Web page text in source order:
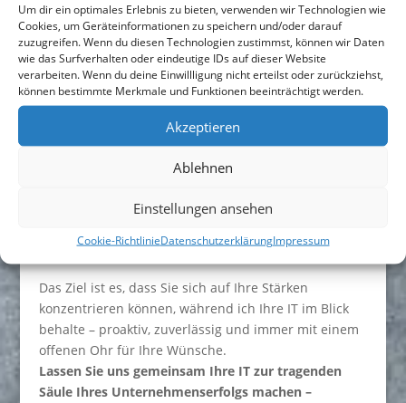
Um dir ein optimales Erlebnis zu bieten, verwenden wir Technologien wie
Cookies, um Geräteinformationen zu speichern und/oder darauf
zuzugreifen. Wenn du diesen Technologien zustimmst, können wir Daten
wie das Surfverhalten oder eindeutige IDs auf dieser Website
verarbeiten. Wenn du deine Einwillligung nicht erteilst oder zurückziehst,
können bestimmte Merkmale und Funktionen beeinträchtigt werden.
Akzeptieren
Ablehnen
Einstellungen ansehen
Cookie-RichtlinieDatenschutzerklärungImpressum
Transparenz, die Vertrauen schafft: Sie behalten
jederzeit die Kontrolle über Ihre IT. Ich erkläre
Ihnen komplexe Themen verständlich und stehe
Ihnen als persönlicher Ansprechpartner zur Seite –
ohne Fachchinesisch.
Zukunftssicherheit, die beruhigt:
für Schritt, mit Blick auf Datenschutz, Compliance
und Skalierbarkeit. So bleibt Ihr Unternehmen auch
Das Ziel ist es, dass Sie sich auf Ihre Stärken
konzentrieren können, während ich Ihre IT im Blick
behalte – proaktiv, zuverlässig und immer mit einem
offenen Ohr für Ihre Wünsche.
Lassen Sie uns gemeinsam Ihre IT zur tragenden
Säule Ihres Unternehmenserfolgs machen –